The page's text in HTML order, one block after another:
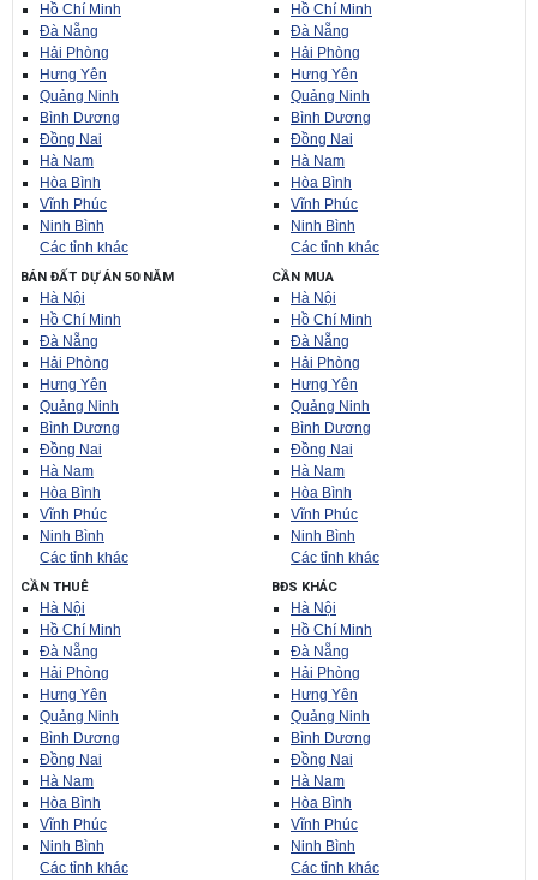
Hồ Chí Minh
Đà Nẵng
Hải Phòng
Hưng Yên
Quảng Ninh
Bình Dương
Đồng Nai
Hà Nam
Hòa Bình
Vĩnh Phúc
Ninh Bình
Các tỉnh khác
Hồ Chí Minh
Đà Nẵng
Hải Phòng
Hưng Yên
Quảng Ninh
Bình Dương
Đồng Nai
Hà Nam
Hòa Bình
Vĩnh Phúc
Ninh Bình
Các tỉnh khác
BÁN ĐẤT DỰ ÁN 50 NĂM
Hà Nội
Hồ Chí Minh
Đà Nẵng
Hải Phòng
Hưng Yên
Quảng Ninh
Bình Dương
Đồng Nai
Hà Nam
Hòa Bình
Vĩnh Phúc
Ninh Bình
Các tỉnh khác
CẦN MUA
Hà Nội
Hồ Chí Minh
Đà Nẵng
Hải Phòng
Hưng Yên
Quảng Ninh
Bình Dương
Đồng Nai
Hà Nam
Hòa Bình
Vĩnh Phúc
Ninh Bình
Các tỉnh khác
CẦN THUÊ
Hà Nội
Hồ Chí Minh
Đà Nẵng
Hải Phòng
Hưng Yên
Quảng Ninh
Bình Dương
Đồng Nai
Hà Nam
Hòa Bình
Vĩnh Phúc
Ninh Bình
Các tỉnh khác
BĐS KHÁC
Hà Nội
Hồ Chí Minh
Đà Nẵng
Hải Phòng
Hưng Yên
Quảng Ninh
Bình Dương
Đồng Nai
Hà Nam
Hòa Bình
Vĩnh Phúc
Ninh Bình
Các tỉnh khác